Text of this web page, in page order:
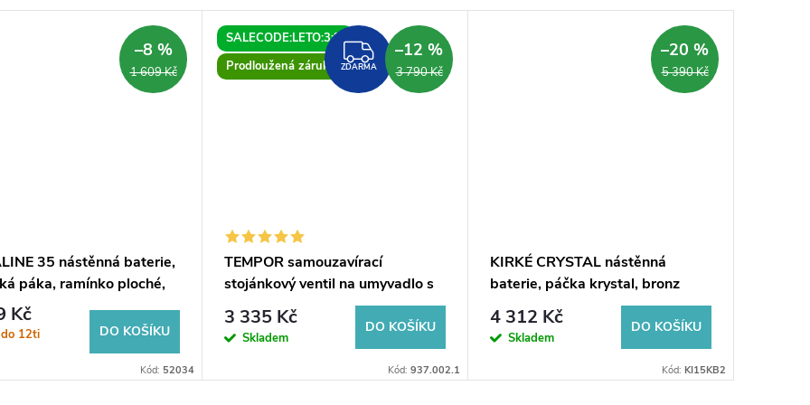
1 609 Kč
–8 %
35 nástěnná baterie,
páka, ramínko ploché,
chrom
Kč
12ti
DO KOŠÍKU
Kód: 52034
SALECODE:LETO:3:%
Prodloužená záruka
ZDARMA
ZDARMA 3 790 Kč
–12 %
TEMPOR samouzavírací
stojánkový ventil na umyvadlo s
regulací teploty, chrom
3 335 Kč
Skladem
DO KOŠÍKU
Kód: 937.002.1
5 390 Kč
–20 %
KIRKÉ CRYSTAL nástěnná
baterie, páčka krystal, bronz
4 312 Kč
Skladem
DO KOŠÍKU
Kód: KI15KB2